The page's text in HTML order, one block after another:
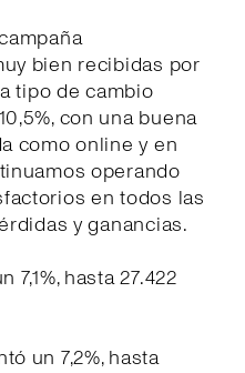
bien recibidas por
tipo de cambio
con una buena
como online y en
operando
en todos las
y ganancias.
hasta 27.422
un 7,2%, hasta